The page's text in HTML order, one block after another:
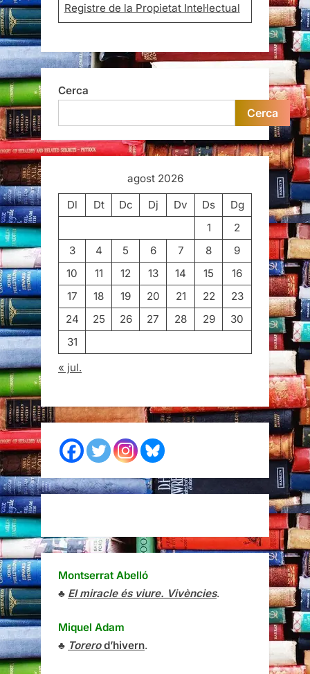
Registre de la Propietat Intel·lectual
Cerca
Cerca
agost 2026
Dl
Dt Dc Dj Dv Ds
Dg
1
2
3
4 5 6 7 8
9
10
11 12 13 14 15
16
17
18 19 20 21 22
23
24
25 26 27 28 29
30
31
« jul.
Montserrat Abelló
♣ El miracle és viure. Vivències.
Miquel Adam
♣ Torerod’hivern.